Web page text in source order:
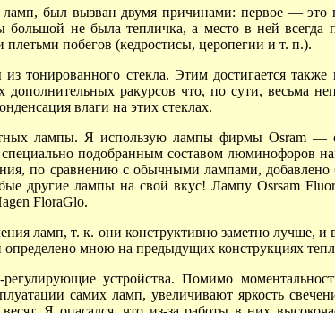
был вызван двумя причинами: первое —это
большой не была тепличка, а место в ней
побегов (кедростисы, церопегии и т. п.).
тонированного стекла. Этим достигается
ракурсов что, по сути, весьма
влаги на этих стеклах.
лампы. Я использую лампы фирмыOsram —
подобранным составом люминофоров
по сравнению с обычными лампами,
другие лампы на свой вкус! Лампу Osrsam
FloraGlo.
ламп, т. к. они конструктивно заметно лучше, и
мною на предыдущих конструкциях
устройства. Помимо
самих ламп, увеличивают яркость